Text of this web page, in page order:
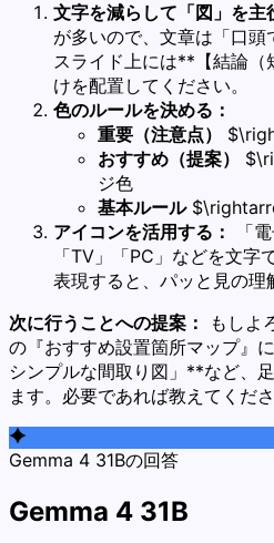
文字を減らして「図」を主
が多いので、文章は「口頭
スライド上には**【結論
けを配置してください。
色のルールを決める：
重要（注意点）
おすすめ（提案）
ジ色
基本ルール
アイコンを活用する：
「
「TV」「PC」などを文字
表現すると、パッと見の理
次に行うことへの提案：
もしよ
の『おすすめ設置箇所マップ』
シンプルな間取り図」**など、
ます。必要であれば教えてくださ
Gemma 4 31Bの回答
Gemma 4 31B